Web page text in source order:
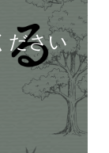
ださい